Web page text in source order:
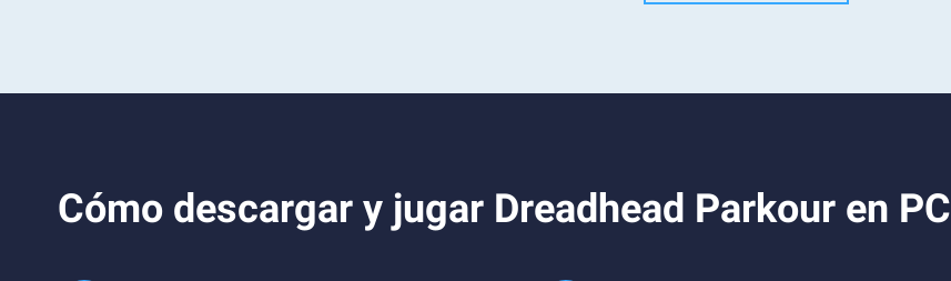
Cómo descargar y jugar Dreadhead Parkour en PC